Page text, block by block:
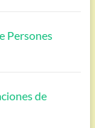
Persones
de